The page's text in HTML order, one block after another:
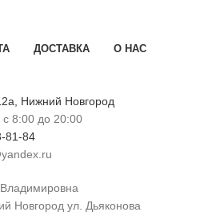
ДОСТАВКА О НАС
Нижний Новгород
8:00 до 20:00
81-84
Новгород ул. Дьяконова